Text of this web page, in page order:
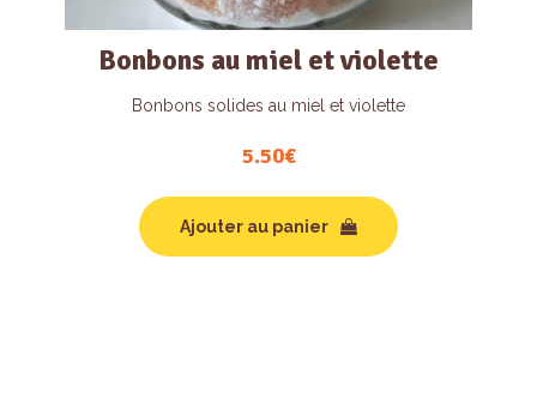
Bonbons au miel et violette
Bonbons solides au miel et violette
5.50€
Ajouter au panier